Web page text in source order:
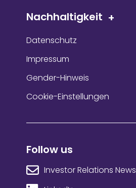
Nachhaltigkeit
Follow us
Investor Relations News
Datenschutz
Impressum
Gender-Hinweis
Cookie-Einstellungen